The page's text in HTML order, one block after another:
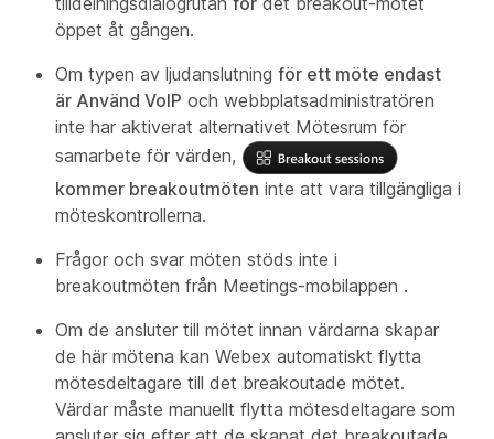
öppet åt gången.
Om typen av ljudanslutning för ett möte endast
är Använd VoIP och webbplatsadministratören
inte har aktiverat alternativet Mötesrum för
samarbete för värden,
kommer breakoutmöten inte att vara tillgängliga i
möteskontrollerna.
Frågor och svar möten stöds inte i
breakoutmöten från Meetings-mobilappen .
Om de ansluter till mötet innan värdarna skapar
de här mötena kan Webex automatiskt flytta
mötesdeltagare till det breakoutade mötet.
Värdar måste manuellt flytta mötesdeltagare som